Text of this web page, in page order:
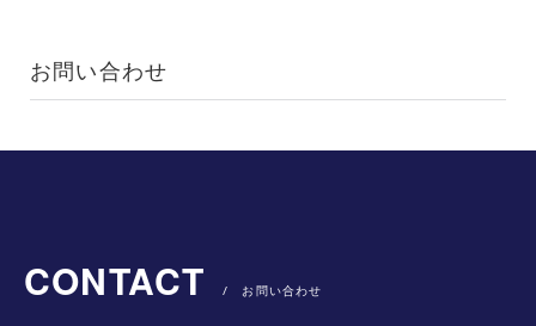
お問い合わせ
CONTACT / お問い合わせ